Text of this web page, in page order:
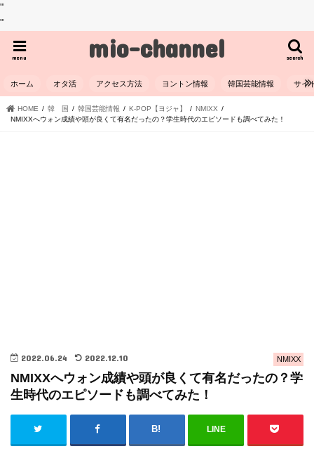
"
"
mio-channel search
menu
ホーム オタ活 アクセス方法 ヨントン情報 韓国芸能情報 サイ
HOME 韓 国 韓国芸能情報 K-POP【ヨジャ】
NMIXX
NMIXXへウォン成績や頭が良くて有名だったの？学生時代のエピソードも調べてみた！
NMIXX
2022.06.24 2022.12.10
NMIXXへウォン成績や頭が良くて有名だったの？学
生時代のエピソードも調べてみた！
LINE